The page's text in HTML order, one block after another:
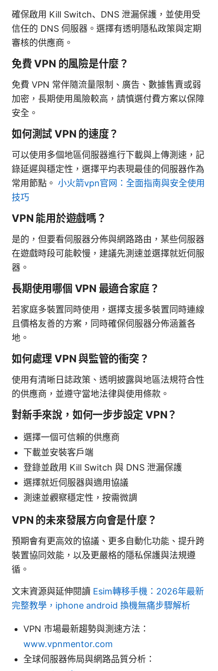
確保啟用 Kill Switch、DNS 泄漏保護，並使用受
信任的 DNS 伺服器。選擇有透明隱私政策與定期
審核的供應商。
免費 VPN 的風險是什麼？
免費 VPN 常伴隨流量限制、廣告、數據售賣或弱
加密，長期使用風險較高，請慎選付費方案以保障
安全。
如何測試 VPN 的速度？
可以使用多個地區伺服器進行下載與上傳測速，記
錄延遲與穩定性，選擇平均表現最佳的伺服器作為
常用節點。 小火箭vpn官网：全面指南與安全使用
技巧
VPN 能用於遊戲嗎？
是的，但要看伺服器分佈與網路路由，某些伺服器
在遊戲時段可能較慢，建議先測速並選擇就近伺服
器。
長期使用哪個 VPN 最適合家庭？
若家庭多裝置同時使用，選擇支援多裝置同時連線
且價格友善的方案，同時確保伺服器分佈涵蓋各
地。
如何處理 VPN 與監管的衝突？
使用有清晰日誌政策、透明披露與地區法規符合性
的供應商，並遵守當地法律與使用條款。
對新手來說，如何一步步設定 VPN？
選擇一個可信賴的供應商
下載並安裝客戶端
登錄並啟用 Kill Switch 與 DNS 泄漏保護
選擇就近伺服器與適用協議
測速並觀察穩定性，按需微調
VPN 的未來發展方向會是什麼？
預期會有更高效的協議、更多自動化功能、提升跨
裝置協同效能，以及更嚴格的隱私保護與法規遵
循。
文末資源與延伸閱讀 Esim轉移手機：2026年最新
完整教學，iphone android 換機無痛步驟解析
VPN 市場最新趨勢與測速方法：
www.vpnmentor.com
全球伺服器佈局與網路品質分析：